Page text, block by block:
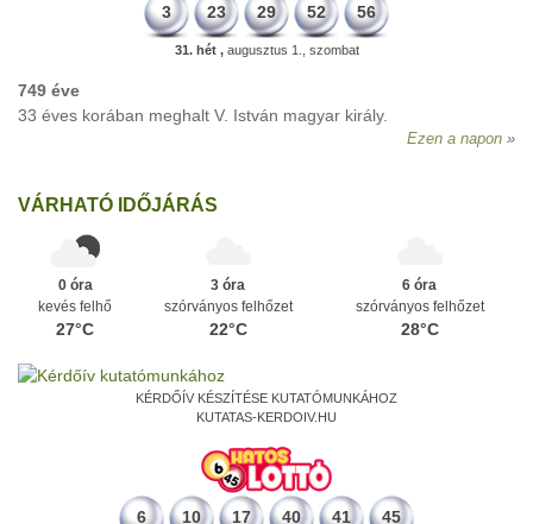
3 23 29 52 56
31. hét ,augusztus 1., szombat
749 éve
33 éves korában meghalt V. István magyar király.
Ezen a napon
VÁRHATÓ IDŐJÁRÁS
0 óra
kevés felhő
27°C
3 óra
szórványos felhőzet
22°C
6 óra
szórványos felhőzet
28°C
KÉRDŐÍV KÉSZÍTÉSE KUTATÓMUNKÁHOZ
KUTATAS-KERDOIV.HU
6 10 17 40 41 45